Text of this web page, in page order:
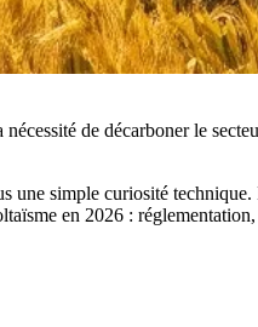
de décarboner le
une simple curiosité
en 2026 :